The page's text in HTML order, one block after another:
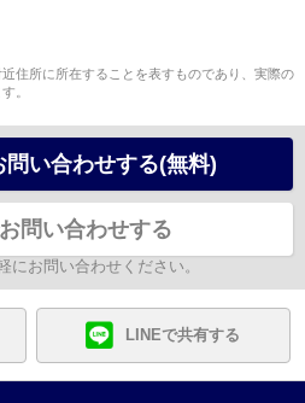
住所に所在することを表すものであり、実際の
。
問い合わせする(無料)
問い合わせする
にお問い合わせください。
LINEで共有する